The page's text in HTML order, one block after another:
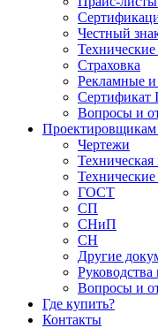
Честный
Технические
Страховка
Рекламные
Сертификат
Вопросы и
Чертежи
Технические
ГОСТ
СП
СНиП
СН
Другие
Вопросы и
Где купить?
Контакты